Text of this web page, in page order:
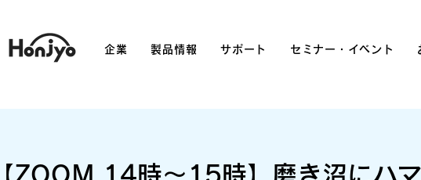
企業 製品情報 サポート セミナー・イベント
【ZOOM 14時〜15時】磨き沼にハ